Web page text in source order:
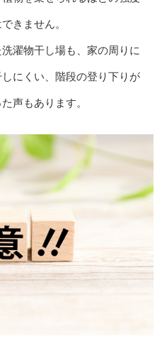
きません。
濯物干し場も、家の周りに
にくい、階段の登り下りが
声もあります。